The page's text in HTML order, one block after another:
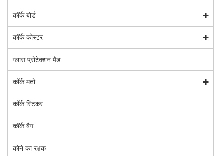
कॉर्क बोर्ड
कॉर्क कोस्टर
ग्लास प्रोटेक्शन पैड
कॉर्क मतो
कॉर्क स्टिकर
कॉर्क बैग
कोने का रक्षक